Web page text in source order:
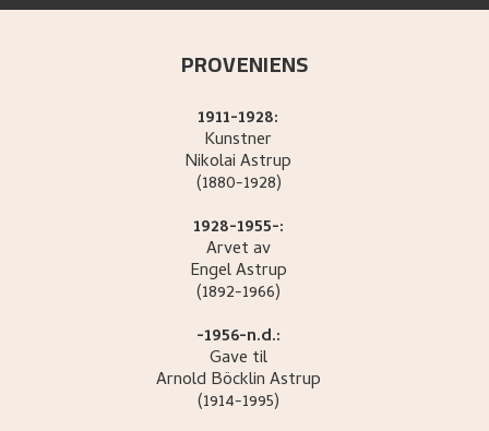
PROVENIENS
1911-1928:
Kunstner
NikolaiAstrup
(1880-1928)
1928-1955-:
Arvet av
EngelAstrup
(1892-1966)
-1956-n.d.:
Gave til
Arnold BöcklinAstrup
(1914-1995)